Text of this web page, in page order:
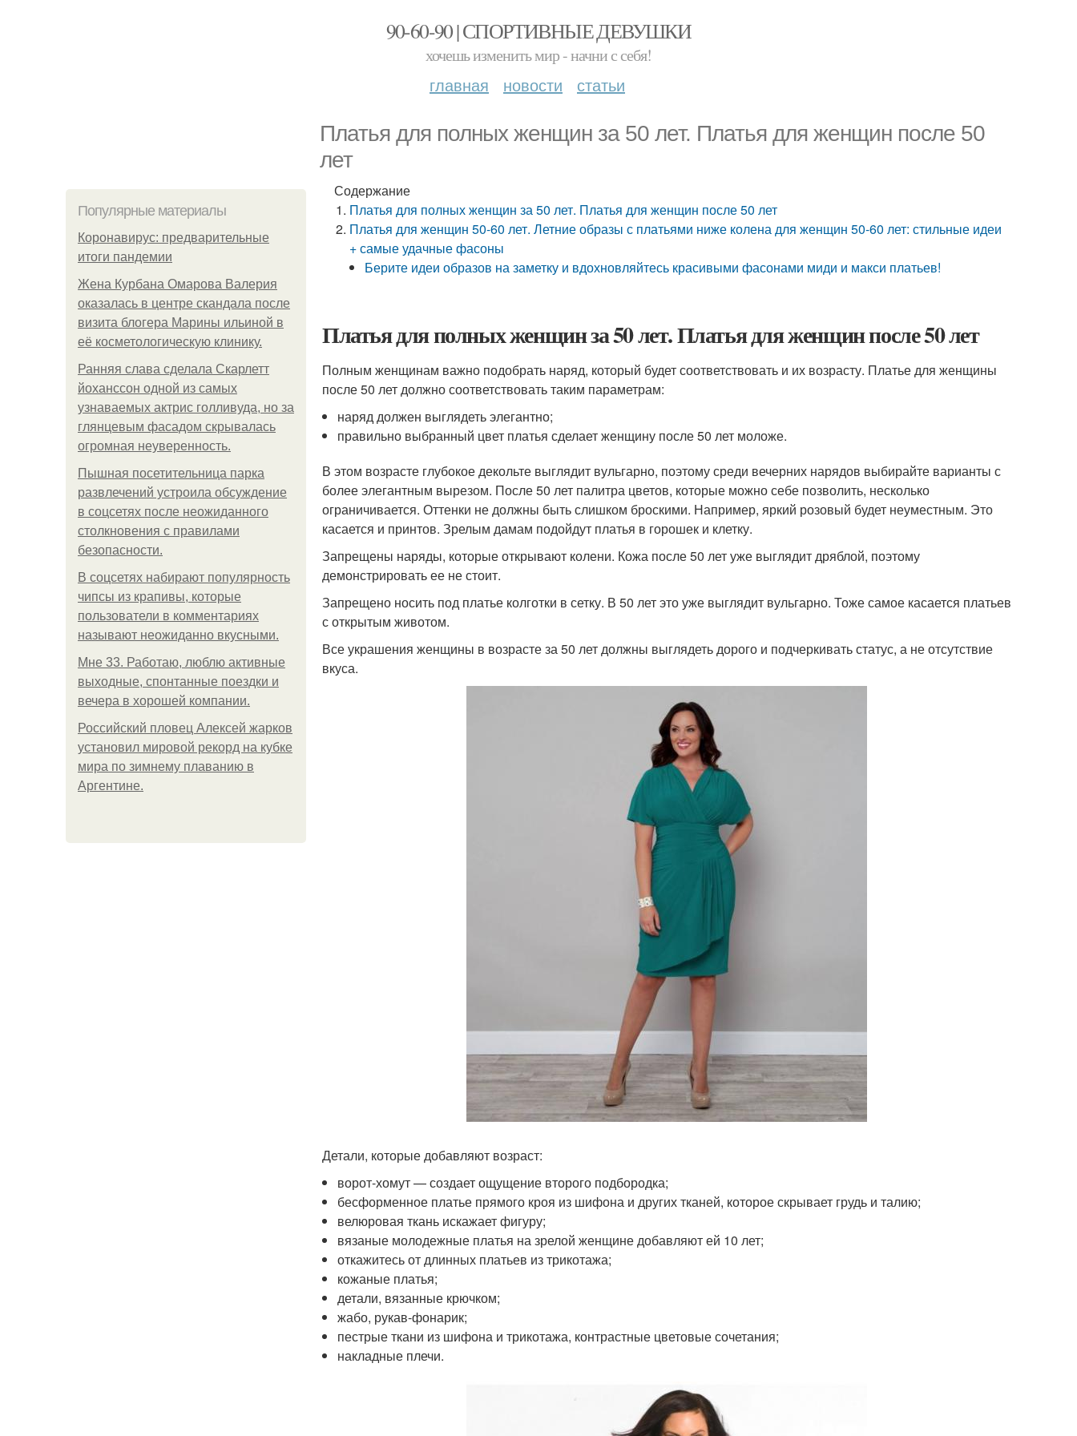
90-60-90 | СПОРТИВНЫЕ ДЕВУШКИ
хочешь изменить мир - начни с себя!
главная новости статьи
Платья для полных женщин за 50 лет. Платья для женщин после 50
лет
Популярные материалы
Коронавирус: предварительные
итоги пандемии
Жена Курбана Омарова Валерия
оказалась в центре скандала после
визита блогера Марины ильиной в
её косметологическую клинику.
Ранняя слава сделала Скарлетт
йоханссон одной из самых
узнаваемых актрис голливуда, но за
глянцевым фасадом скрывалась
огромная неуверенность.
Пышная посетительница парка
развлечений устроила обсуждение
в соцсетях после неожиданного
столкновения с правилами
безопасности.
В соцсетях набирают популярность
чипсы из крапивы, которые
пользователи в комментариях
называют неожиданно вкусными.
Мне 33. Работаю, люблю активные
выходные, спонтанные поездки и
вечера в хорошей компании.
Российский пловец Алексей жарков
установил мировой рекорд на кубке
мира по зимнему плаванию в
Аргентине.
Содержание
Платья для полных женщин за 50 лет. Платья для женщин после 50 лет
Платья для женщин 50-60 лет. Летние образы с платьями ниже колена для женщин 50-60 лет: стильные идеи
+ самые удачные фасоны
Берите идеи образов на заметку и вдохновляйтесь красивыми фасонами миди и макси платьев!
Платья для полных женщин за 50 лет. Платья для женщин после 50 лет
Полным женщинам важно подобрать наряд, который будет соответствовать и их возрасту. Платье для женщины
после 50 лет должно соответствовать таким параметрам:
наряд должен выглядеть элегантно;
правильно выбранный цвет платья сделает женщину после 50 лет моложе.
В этом возрасте глубокое декольте выглядит вульгарно, поэтому среди вечерних нарядов выбирайте варианты с
более элегантным вырезом. После 50 лет палитра цветов, которые можно себе позволить, несколько
ограничивается. Оттенки не должны быть слишком броскими. Например, яркий розовый будет неуместным. Это
касается и принтов. Зрелым дамам подойдут платья в горошек и клетку.
Запрещены наряды, которые открывают колени. Кожа после 50 лет уже выглядит дряблой, поэтому
демонстрировать ее не стоит.
Запрещено носить под платье колготки в сетку. В 50 лет это уже выглядит вульгарно. Тоже самое касается платьев
с открытым животом.
Все украшения женщины в возрасте за 50 лет должны выглядеть дорого и подчеркивать статус, а не отсутствие
вкуса.
Детали, которые добавляют возраст:
ворот-хомут — создает ощущение второго подбородка;
бесформенное платье прямого кроя из шифона и других тканей, которое скрывает грудь и талию;
велюровая ткань искажает фигуру;
вязаные молодежные платья на зрелой женщине добавляют ей 10 лет;
откажитесь от длинных платьев из трикотажа;
кожаные платья;
детали, вязанные крючком;
жабо, рукав-фонарик;
пестрые ткани из шифона и трикотажа, контрастные цветовые сочетания;
накладные плечи.